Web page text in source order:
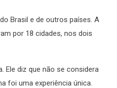
Brasil e de outros países. A
por 18 cidades, nos dois
Ele diz que não se considera
foi uma experiência única.